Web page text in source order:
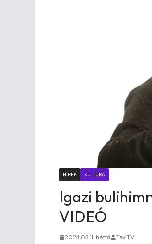
HÍREK KULTÚRA
Igazi
VIDEÓ
2024.03.11. hétfő TaviTV